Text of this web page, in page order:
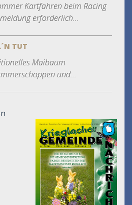
Kartfahren beim Racing
erforderlich...
TUT
Maibaum
und...